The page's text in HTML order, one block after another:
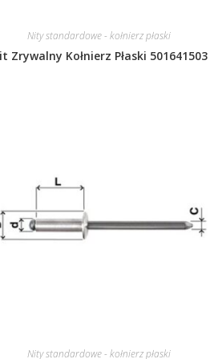
Nity standardowe - kołnierz płaski
Zrywalny Kołnierz Płaski 501641503
Nity standardowe - kołnierz płaski